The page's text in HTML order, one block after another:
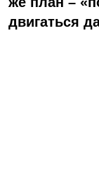
двигаться